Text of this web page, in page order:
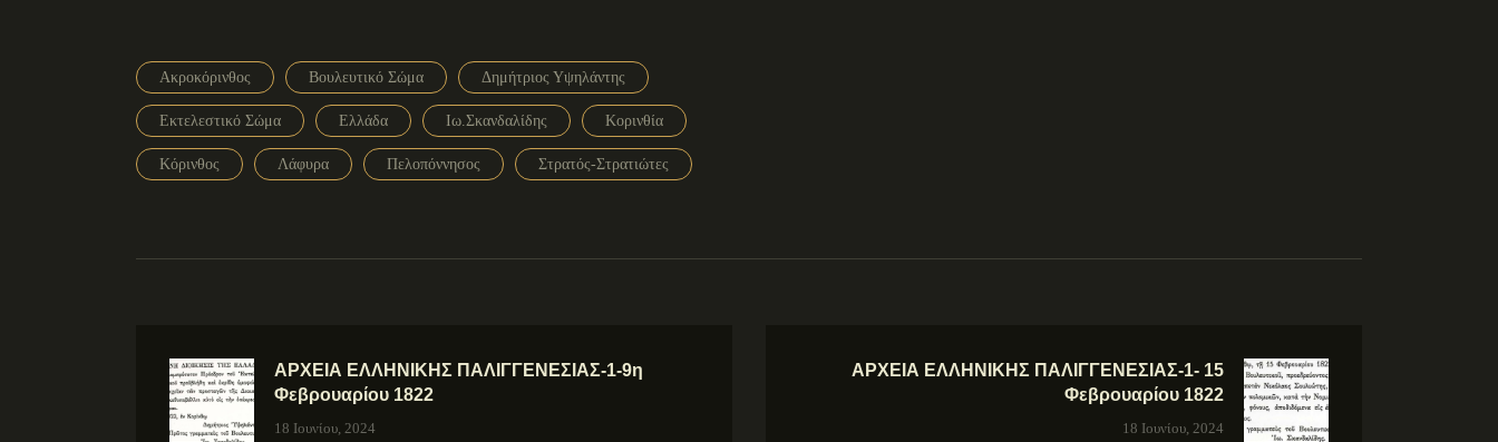
Ακροκόρινθος Βουλευτικό Σώμα Δημήτριος Υψηλάντης
Εκτελεστικό Σώμα Ελλάδα Ιω.Σκανδαλίδης Κορινθία
Κόρινθος Λάφυρα Πελοπόννησος Στρατός-Στρατιώτες
ΑΡΧΕΙΑ ΕΛΛΗΝΙΚΗΣ ΠΑΛΙΓΓΕΝΕΣΙΑΣ-1-9η
Φεβρουαρίου 1822
18 Ιουνίου, 2024
ΑΡΧΕΙΑ ΕΛΛΗΝΙΚΗΣ ΠΑΛΙΓΓΕΝΕΣΙΑΣ-1- 15
Φεβρουαρίου 1822
18 Ιουνίου, 2024